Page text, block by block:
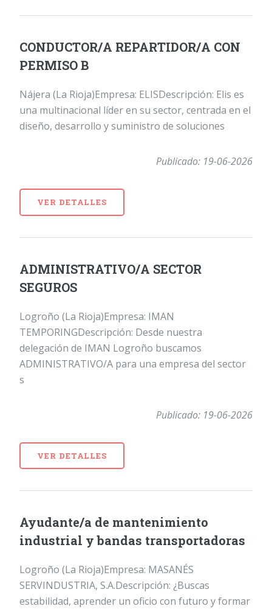
CONDUCTOR/A REPARTIDOR/A CON
PERMISO B
Nájera (La Rioja)Empresa: ELISDescripción: Elis es
una multinacional líder en su sector, centrada en el
diseño, desarrollo y suministro de soluciones
Publicado: 19-06-2026
VER DETALLES
ADMINISTRATIVO/A SECTOR
SEGUROS
Logroño (La Rioja)Empresa: IMAN
TEMPORINGDescripción: Desde nuestra
delegación de IMAN Logroño buscamos
ADMINISTRATIVO/A para una empresa del sector
s
Publicado: 19-06-2026
VER DETALLES
Ayudante/a de mantenimiento
industrial y bandas transportadoras
Logroño (La Rioja)Empresa: MASANÉS
SERVINDUSTRIA, S.A.Descripción: ¿Buscas
estabilidad, aprender un oficio con futuro y formar